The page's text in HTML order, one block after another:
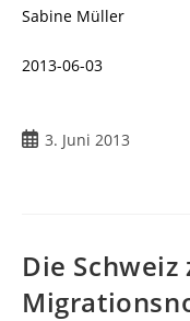
Sabine Müller
2013-06-03
Beitrag
3. Juni 2013
Die